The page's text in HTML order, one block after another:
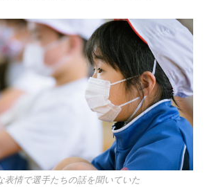
表情で選手たちの話を聞いていた